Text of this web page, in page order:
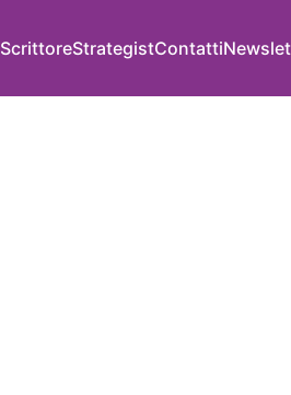
ScrittoreStrategistContatti